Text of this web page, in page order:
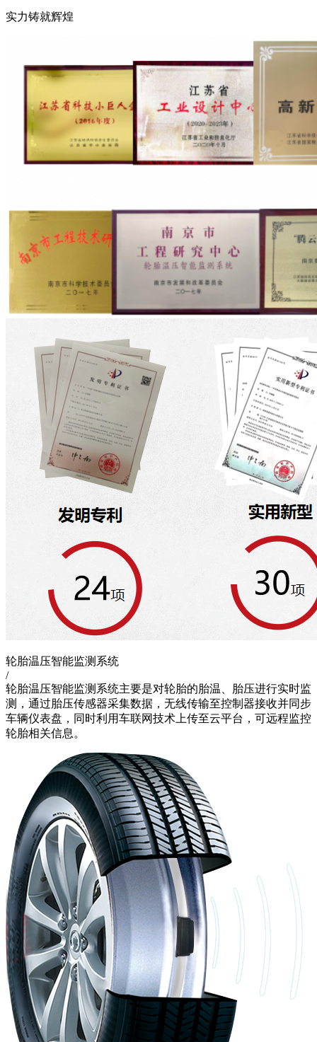
实力铸就辉煌
轮胎温压智能监测系统
/
轮胎温压智能监测系统主要是对轮胎的胎温、胎压进行实时监
测，通过胎压传感器采集数据，无线传输至控制器接收并同步
车辆仪表盘，同时利用车联网技术上传至云平台，可远程监控
轮胎相关信息。